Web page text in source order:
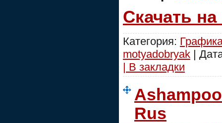
Скачать
Категория:
motyadobryak |
| В закладки
Rus